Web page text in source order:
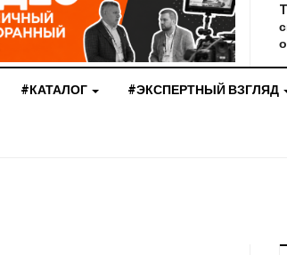
#КАТАЛОГ #ЭКСПЕРТНЫЙ ВЗГЛЯД